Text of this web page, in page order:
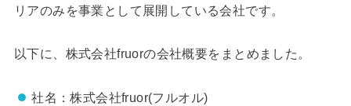
リアのみを事業として展開している会社です。
以下に、株式会社fruorの会社概要をまとめました。
社名：株式会社fruor(フルオル)